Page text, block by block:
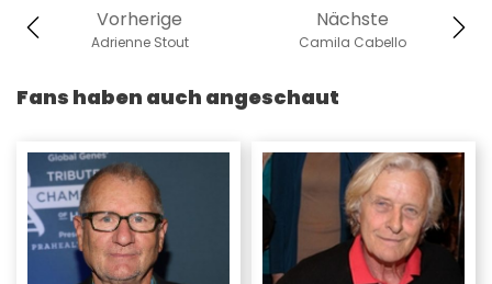
Nächste
Camila Cabello
Vorherige
Adrienne Stout
Fans haben auch angeschaut